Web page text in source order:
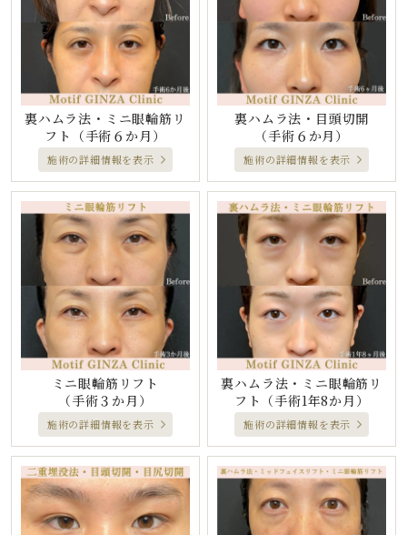
裏ハムラ法・ミニ眼輪筋リ
フト
（手術６か月）
施術の詳細情報を表示
裏ハムラ法・目頭切開
（手術６か月）
施術の詳細情報を表示
ミニ眼輪筋リフト
（手術３か月）
施術の詳細情報を表示
裏ハムラ法・ミニ眼輪筋リ
フト （手術1年8か月）
施術の詳細情報を表示